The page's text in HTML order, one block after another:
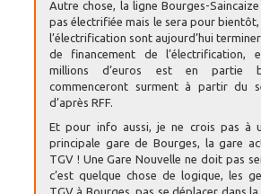
Autre chose, la ligne Bourges-
pas électrifiée mais le sera pour
l’électrification sont aujourd’hui
de financement de l’électrification,
millions d’euros est en partie
commenceront surment à partir du
d’après RFF.
Et pour info aussi, je ne crois pas à
principale gare de Bourges, la gare
TGV ! Une Gare Nouvelle ne doit pas
c’est quelque chose de logique, les
TGV à Bourges, pas se déplacer dans